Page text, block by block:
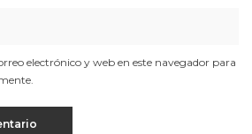
electrónico y web en este navegador para